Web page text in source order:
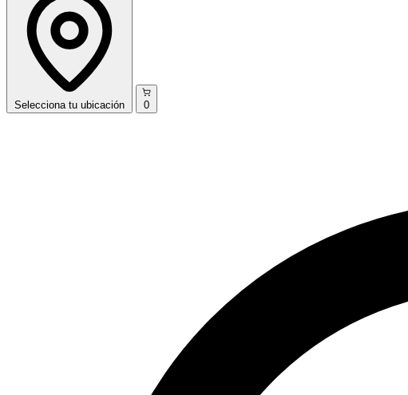
Selecciona tu ubicación 0